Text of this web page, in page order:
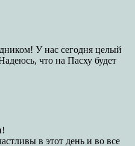
У нас сегодня целый
что на Пасху будет
в этот день и во все